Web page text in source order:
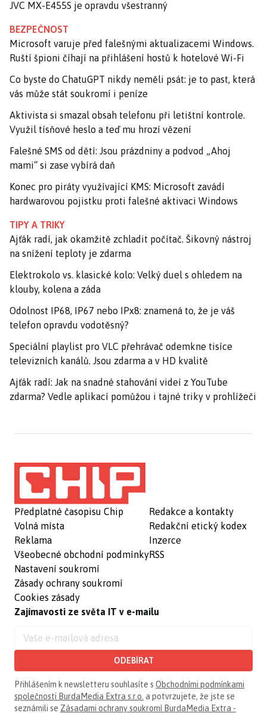
JVC MX-E455S je opravdu všestranný
BEZPEČNOST
Microsoft varuje před falešnými aktualizacemi Windows.
Ruští špioni číhají na přihlášení hostů k hotelové Wi-Fi
Co byste do ChatuGPT nikdy neměli psát: je to past, která
vás může stát soukromí i peníze
Aktivista si smazal obsah telefonu při letištní kontrole.
Využil tísňové heslo a teď mu hrozí vězení
Falešné SMS od dětí: Jsou prázdniny a podvod „Ahoj
mami“ si zase vybírá daň
Konec pro piráty využívající KMS: Microsoft zavádí
hardwarovou pojistku proti falešné aktivaci Windows
TIPY A TRIKY
Ajťák radí, jak okamžitě zchladit počítač. Šikovný nástroj
na snížení teploty je zdarma
Elektrokolo vs. klasické kolo: Velký duel s ohledem na
klouby, kolena a záda
Odolnost IP68, IP67 nebo IPx8: znamená to, že je váš
telefon opravdu vodotěsný?
Speciální playlist pro VLC přehrávač odemkne tisíce
televizních kanálů. Jsou zdarma a v HD kvalitě
Ajťák radí: Jak na snadné stahování videí z YouTube
zdarma? Vedle aplikací pomůžou i tajné triky v prohlížeči
Předplatné časopisu Chip
Volná místa
Reklama
Všeobecné obchodní podmínky
Nastavení soukromí
Zásady ochrany soukromí
Cookies zásady
Redakce a kontakty
Redakční etický kodex
Inzerce
RSS
Zajímavosti ze světa IT v e-mailu
ODEBÍRAT
Přihlášením k newsletteru souhlasíte s Obchodními podmínkami
společnosti BurdaMedia Extra s.r.o. a potvrzujete, že jste se
seznámili se Zásadami ochrany soukromí BurdaMedia Extra -